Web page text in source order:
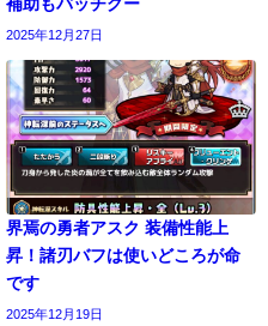
補助もバッチグー
2025年12月27日
界焉の勇者アスク 装備性能上
昇！諸刃バフは使いどころが命
です
2025年12月19日